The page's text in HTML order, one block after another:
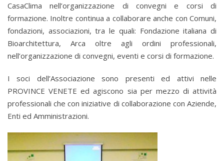
CasaClima nell’organizzazione di convegni e corsi di
formazione. Inoltre continua a collaborare anche con Comuni,
fondazioni, associazioni, tra le quali: Fondazione italiana di
Bioarchitettura, Arca oltre agli ordini professionali,
nell’organizzazione di convegni, eventi e corsi di formazione.
I soci dell’Associazione sono presenti ed attivi nelle
PROVINCE VENETE ed agiscono sia per mezzo di attività
professionali che con iniziative di collaborazione con Aziende,
Enti ed Amministrazioni.